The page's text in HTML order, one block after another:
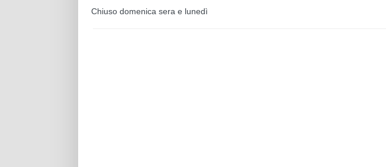
Chiuso domenica sera e lunedì